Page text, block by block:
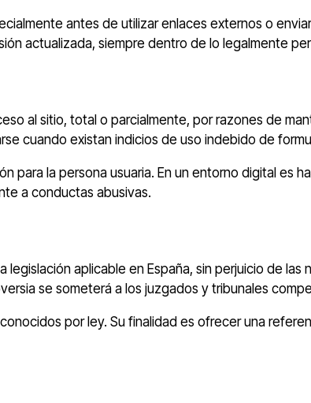
antes de utilizar enlaces externos o
actualizada, siempre dentro de lo legalmente
al sitio, total o parcialmente, por razones de
cuando existan indicios de uso indebido de
para la persona usuaria. En un entorno digital es
a conductas abusivas.
aplicable en España, sin perjuicio de
se someterá a los juzgados y tribunales
por ley. Su finalidad es ofrecer una